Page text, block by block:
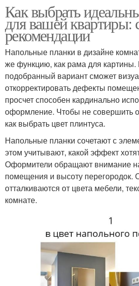
Как выбрать
для вашей квартиры:
рекомендации
Напольные планки в дизайне
же функцию, как рама для картины.
подобранный вариант сможет
откорректировать дефекты
просчет способен кардинально
оформление. Чтобы не совершить
как выбрать цвет плинтуса.
Напольные планки сочетают с
этом учитывают, какой эффект
Оформители обращают внимание
помещения и высоту перегородок.
отталкиваются от цвета мебели,
комнате.